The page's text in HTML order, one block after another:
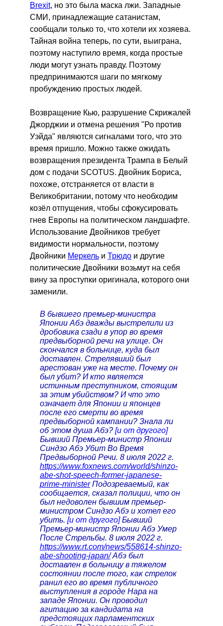
Brexit, но это была маска лжи. Западные
СМИ, принадлежащие сатанистам,
сообщали только то, что хотели их хозяева.
Тайная война теперь, по сути, выиграна,
поэтому наступило время, когда простые
люди могут узнать правду. Поэтому
предпринимаются шаги по мягкому
пробуждению простых людей.
Возвращение Кью, разрушение Скрижалей
Джорджии и отмена решения "Ро против
Уэйда" являются сигналами того, что это
время пришло. Можно также ожидать
возвращения президента Трампа в Белый
дом с подачи SCOTUS. Двойник Бориса,
похоже, отстраняется от власти в
Великобритании, потому что необходим
козёл отпущения, чтобы сфокусировать
гнев Европы на политическом ландшафте.
Использование Двойников требует
видимости нормальности, поэтому
Двойники Меркель и Трюдо и другие
политические Двойники возьмут на себя
вину за проступки оригинала, которого они
заменили.
В бывшего премьер-министра
Японии Абэ дважды выстрелили из
дробовика сзади в упор во время
предвыборной речи на улице. Он
скончался в больнице, куда был
доставлен. Стрелявший был
арестован уже на месте. Почему он
был убит? И кто является
истинным преступником, стоящим
за этим убийством? И что это
означает для Японии и японцев
после его смерти во время
предвыборной кампании? Знала ли
об этом душа Абэ? [и от другого]
Бывший Премьер-министр Японии
Синдзо Абэ Убит Во Время
Предвыборной Речи. 8 июля 2022 г.
https://www.foxnews.com/world/shinzo-
abe-shot-speech-former-japanese-
prime-ministerПодозреваемый, как
сообщается, сказал полиции, что он
был недоволен бывшим премьер-
министром Синдзо Абэ и хотел его
убить. [и от другого] Бывший
Премьер-министр Японии Абэ Умер
После Стрельбы. 8 июля 2022 г.
https://www.rt.com/news/558614-shinzo-
abe-shooting-japan/Абэ был
доставлен в больницу в тяжелом
состоянии после того, как стрелок
ранил его во время публичного
выступления в городе Нара на
западе Японии. Он проводил
агитацию за кандидата на
предстоящих парламентских